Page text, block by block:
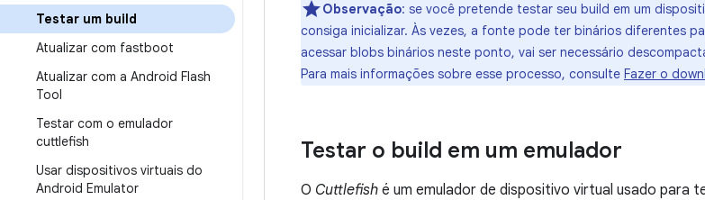
Testar um build
Atualizar com fastboot
Atualizar com a Android Flash
Tool
Testar com o emulador
cuttlefish
Usar dispositivos virtuais do
Android Emulator
Observação: se você pretende testar seu build em um
consiga inicializar. Às vezes, a fonte pode ter binários diferentes
acessar blobs binários neste ponto, vai ser necessário
Para mais informações sobre esse processo, consulte Fazer o
Testar o build em um emulador
O Cuttlefish é um emulador de dispositivo virtual usado para